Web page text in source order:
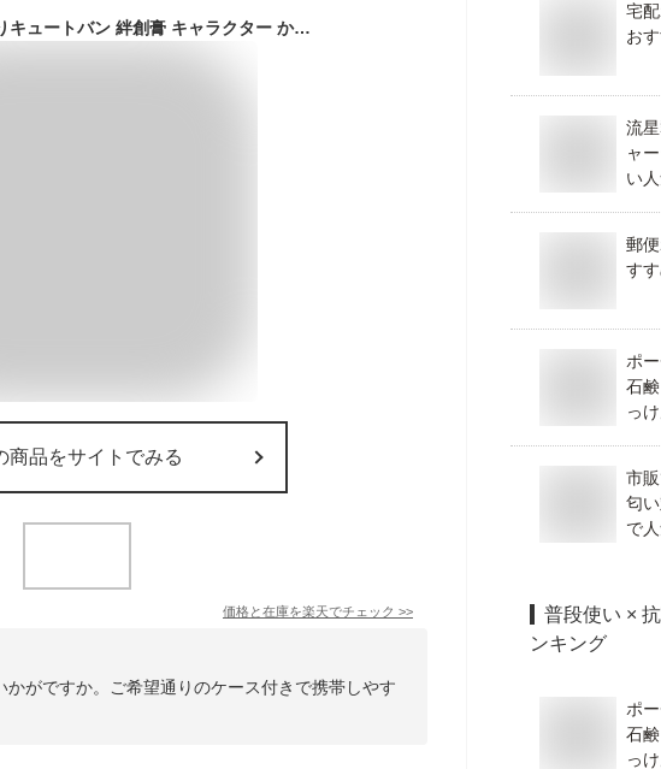
リラックマ ケース入りキュートバン 絆創膏 キャラクター かわいい 子供用 キッズ
商品をサイトでみる
価格と在庫を楽天でチェック >>
がですか。ご希望通りのケース付きで携帯しやす
宅
お
流
ャ
い
郵
す
ポ
石
っ
市
匂
で
普段使い ×
ンキング
ポ
石
っ